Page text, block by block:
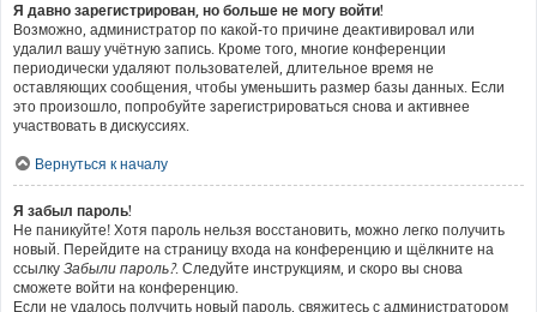
Я давно зарегистрирован, но больше не могу войти!
Возможно, администратор по какой-то причине деактивировал или
удалил вашу учётную запись. Кроме того, многие конференции
периодически удаляют пользователей, длительное время не
оставляющих сообщения, чтобы уменьшить размер базы данных. Если
это произошло, попробуйте зарегистрироваться снова и активнее
участвовать в дискуссиях.
Вернуться к началу
Я забыл пароль!
Не паникуйте! Хотя пароль нельзя восстановить, можно легко получить
новый. Перейдите на страницу входа на конференцию и щёлкните на
ссылку Забыли пароль?. Следуйте инструкциям, и скоро вы снова
сможете войти на конференцию.
Если не удалось получить новый пароль, свяжитесь с администратором